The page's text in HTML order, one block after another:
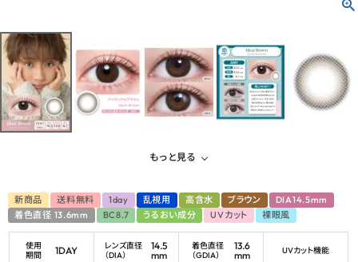
もっと見る
新商品 送料無料 1day 乱視用 高含水 ブラウン
DIA14.5mm
着色直径 13.6mm
BC8.7 うるおい成分 UVカット 裸眼風
使用
期間
1DAY
レンズ直径
（DIA）
14.5
mm
着色直径
（GDIA）
13.6
mm
UVカット機能